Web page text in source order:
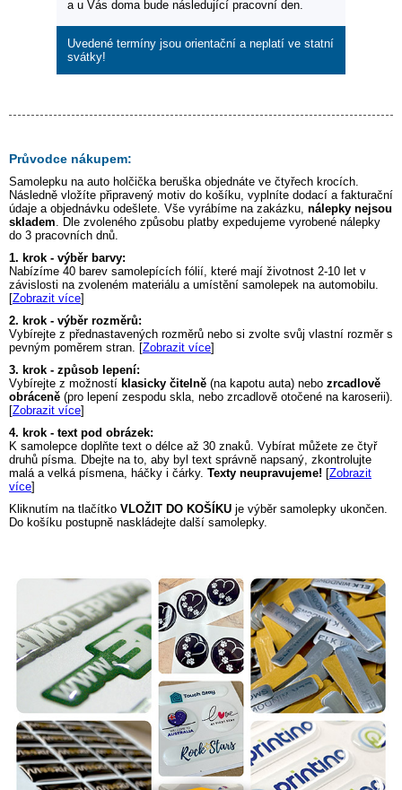
a u Vás doma bude následující pracovní den.
Uvedené termíny jsou orientační a neplatí ve statní
svátky!
Průvodce nákupem:
Samolepku na auto holčička beruška objednáte ve čtyřech krocích.
Následně vložíte připravený motiv do košíku, vyplníte dodací a fakturační
údaje a objednávku odešlete. Vše vyrábíme na zakázku, nálepky nejsou
skladem . Dle zvoleného způsobu platby expedujeme vyrobené nálepky
do 3 pracovních dnů.
1. krok - výběr barvy:
Nabízíme 40 barev samolepících fólií, které mají životnost 2-10 let v
závislosti na zvoleném materiálu a umístění samolepek na automobilu.
[Zobrazit více]
2. krok - výběr rozměrů:
Vybírejte z přednastavených rozměrů nebo si zvolte svůj vlastní rozměr s
pevným poměrem stran. [Zobrazit více]
3. krok - způsob lepení:
Vybírejte z možností klasicky čitelně (na kapotu auta) nebo zrcadlově
obráceně (pro lepení zespodu skla, nebo zrcadlově otočené na karoserii).
[Zobrazit více]
4. krok - text pod obrázek:
K samolepce doplňte text o délce až 30 znaků. Vybírat můžete ze čtyř
druhů písma. Dbejte na to, aby byl text správně napsaný, zkontrolujte
malá a velká písmena, háčky i čárky. Texty neupravujeme! [Zobrazit
více]
Kliknutím na tlačítko VLOŽIT DO KOŠÍKU je výběr samolepky ukončen.
Do košíku postupně naskládejte další samolepky.